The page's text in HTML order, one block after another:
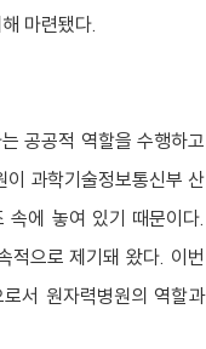
마련됐다.
공공적 역할을 수행하고
과학기술정보통신부 산
속에 놓여 있기 때문이다.
적으로 제기돼 왔다. 이번
서 원자력병원의 역할과